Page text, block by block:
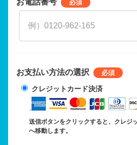
お支払い方法の選択
クレジットカード決済
送信ボタンをクリックすると、クレジ
へ移動します。